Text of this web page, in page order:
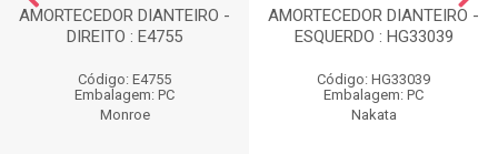
AMORTECEDOR DIANTEIRO -
DIREITO : E4755
Código: E4755
Embalagem: PC
Monroe
AMORTECEDOR DIANTEIRO -
ESQUERDO : HG33039
Código: HG33039
Embalagem: PC
Nakata